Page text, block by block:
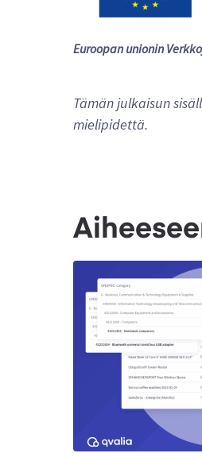
Euroopan unionin
Tämän julkaisun
mielipidettä.